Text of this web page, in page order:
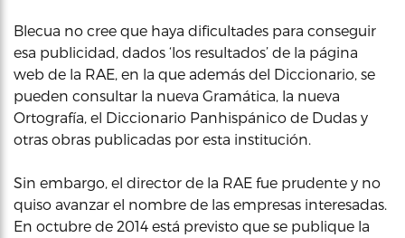
Blecua no cree que haya dificultades para conseguir
esa publicidad, dados ‘los resultados’ de la página
web de la RAE, en la que además del Diccionario, se
pueden consultar la nueva Gramática, la nueva
Ortografía, el Diccionario Panhispánico de Dudas y
otras obras publicadas por esta institución.
Sin embargo, el director de la RAE fue prudente y no
quiso avanzar el nombre de las empresas interesadas.
En octubre de 2014 está previsto que se publique la